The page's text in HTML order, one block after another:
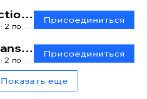
Connection manager
· 2 пользователя
Присоединиться
Data transfer [lite]
· 2 пользователя
Присоединиться
Показать еще